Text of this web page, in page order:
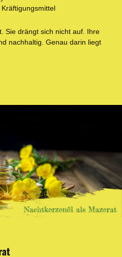
Sie drängt sich nicht auf. Ihre
nachhaltig. Genau darin liegt